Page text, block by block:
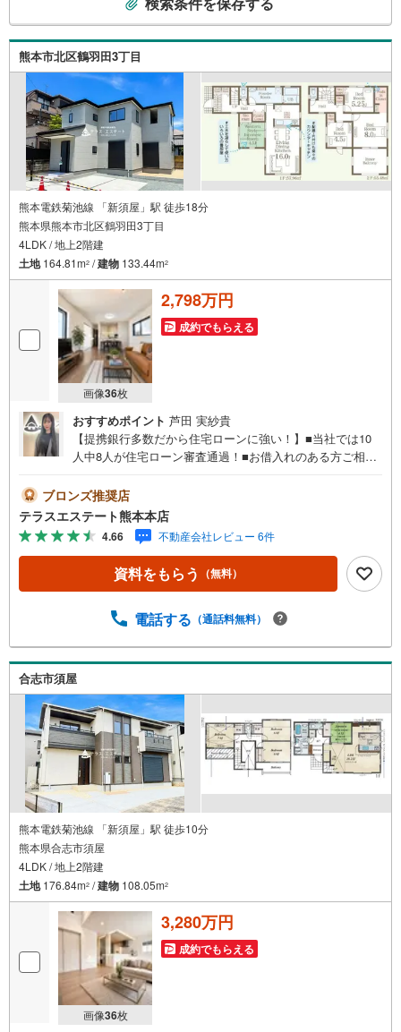
検
索
条
受
け
取
る
・
条
を
マ
る
熊本市北区鶴羽田3丁目
熊本電鉄菊池線 「新須屋」駅 徒歩18分
熊本県熊本市北区鶴羽田3丁目
4LDK / 地上2階建
土地164.81m2 /建物 133.44m2
画像36枚
2,798万円
成約でもらえる
おすすめポイント 芦田 実紗貴
【提携銀行多数だから住宅ローンに強い！】■当社では10
人中8人が住宅ローン審査通過！■お借入れのある方ご相談
めポイント】■北部東小・北部中校区。■北部東小徒歩約7
分。■並列3台可能 ■ファミリークローク付。■最も高い耐
震等級3取得 ●住宅ローンの相談大歓迎（無料）『支払いが
できるか不安…』『頭金が用意できるかわからない…』
『車の借り入れがある…』↓↓↓↓↓↓↓↓↓↓↓↓ テラスエス
テートなら… ・頭金ゼロ・ボーナス払い無しOK！・提携
過去にローン審査がダメだった方もご相談可能 『無理のな
●ご購入後も安心のアフターサポート付き ・24時間365日、
電気、水道、ガス等のトラブルにまるっと対応 ※2年間無料
でサービスご利用可能です
ブロンズ推奨店
テラスエステート熊本本店
4.66 不動産会社レビュー 6件
資料をもらう （無料）
電話する （通話料無料）
合志市須屋
熊本電鉄菊池線 「新須屋」駅 徒歩10分
熊本県合志市須屋
4LDK / 地上2階建
土地176.84m2 /建物 108.05m2
画像36枚
3,280万円
成約でもらえる